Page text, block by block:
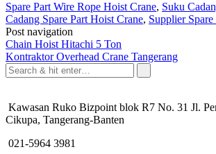
Spare Part Wire Rope Hoist Crane, Suku
Cadang Spare Part Hoist Crane, Supplier
Post navigation
Chain Hoist Hitachi 5 Ton
Kontraktor Overhead Crane Tangerang
Kawasan Ruko Bizpoint blok R7 No. 31 Jl.
Cikupa, Tangerang-Banten
021-5964 3981